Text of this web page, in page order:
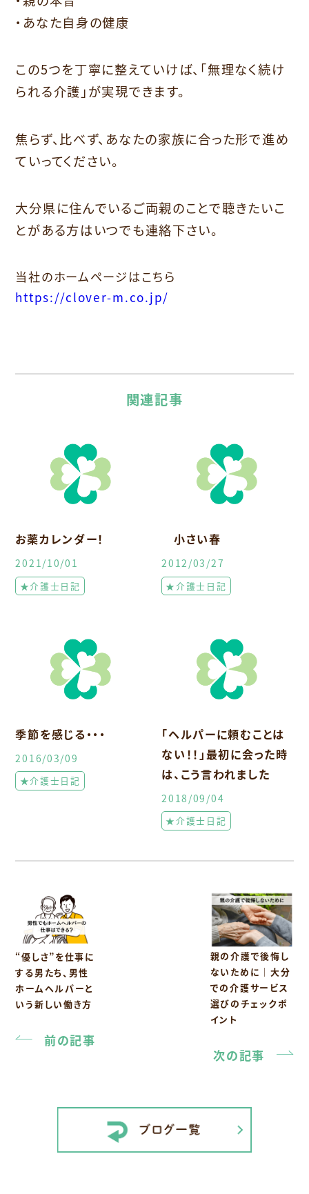
・あなた自身の健康
この5つを丁寧に整えていけば、「無理なく続け
られる介護」が実現できます。
焦らず、比べず、あなたの家族に合った形で進め
ていってください。
大分県に住んでいるご両親のことで聴きたいこ
とがある方はいつでも連絡下さい。
当社のホームページはこちら
https://clover-m.co.jp/
関連記事
お薬カレンダー！
2021/10/01
★介護士日記
小さい春
2012/03/27
★介護士日記
季節を感じる・・・
2016/03/09
★介護士日記
「ヘルパーに頼むことは
ない！！」最初に会った時
は、こう言われました
2018/09/04
★介護士日記
“優しさ”を仕事に
する男たち、男性
ホームヘルパーと
いう新しい働き方
前の記事
親の介護で後悔し
ないために｜大分
での介護サービス
選びのチェックポ
イント
次の記事